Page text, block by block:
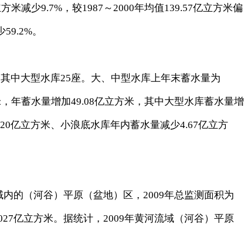
米减少9.7%，较1987～2000年均值139.57亿立方米偏
。
大型水库25座。大、中型水库上年末蓄水量为
年蓄水量增加49.08亿立方米，其中大型水库蓄水量增
亿立方米、小浪底水库年内蓄水量减少4.67亿立方
（河谷）平原（盆地）区，2009年总监测面积为
亿立方米。据统计，2009年黄河流域（河谷）平原